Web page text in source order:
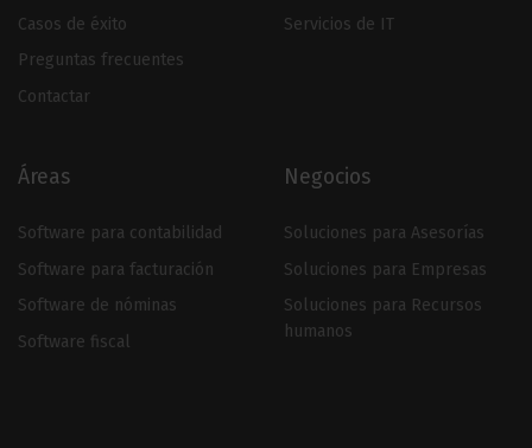
Casos de éxito
Preguntas frecuentes
Contactar
Servicios de IT
Áreas
Software para contabilidad
Software para facturación
Software de nóminas
Software fiscal
Negocios
Soluciones para Asesorías
Soluciones para Empresas
Soluciones para Recursos
humanos